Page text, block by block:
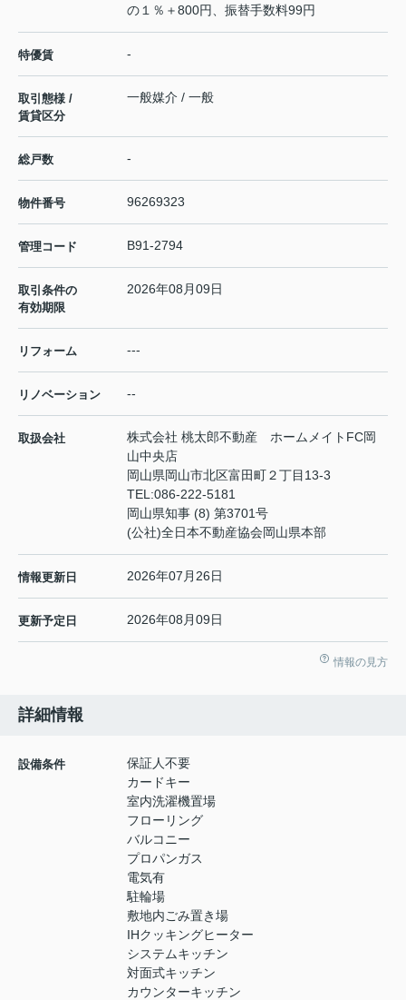
の１％＋800円、振替手数料99円
特優賃 -
取引態様 /
賃貸区分
一般媒介 / 一般
総戸数 -
物件番号 96269323
管理コード B91-2794
取引条件の
有効期限
2026年08月09日
リフォーム ---
リノベーション --
取扱会社
株式会社 桃太郎不動産 ホームメイトFC岡
山中央店
岡山県岡山市北区富田町２丁目13-3
TEL:086-222-5181
岡山県知事 (8) 第3701号
(公社)全日本不動産協会岡山県本部
情報更新日 2026年07月26日
更新予定日 2026年08月09日
情報の見方
詳細情報
設備条件
保証人不要
カードキー
室内洗濯機置場
フローリング
バルコニー
プロパンガス
電気有
駐輪場
敷地内ごみ置き場
IHクッキングヒーター
システムキッチン
対面式キッチン
カウンターキッチン